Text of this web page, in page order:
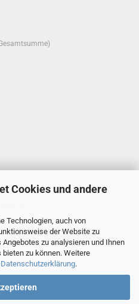
Cookies und andere
Technologien, auch von
der Website zu
zu analysieren und Ihnen
zu können. Weitere
Datenschutzerklärung.